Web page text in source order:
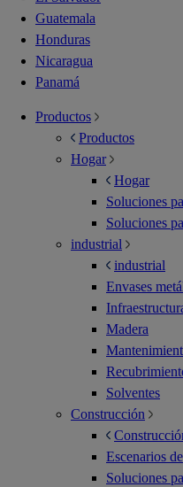
Guatemala
Honduras
Nicaragua
Panamá
Productos
Productos
Hogar
Hogar
Soluciones
Soluciones
industrial
industrial
Envases
Madera
Solventes
Construcción
Escenarios
Soluciones